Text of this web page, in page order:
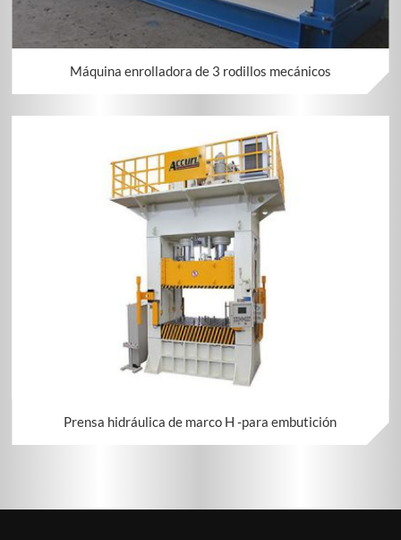
Máquina enrolladora de 3 rodillos mecánicos
Prensa hidráulica de marco H -para embutición